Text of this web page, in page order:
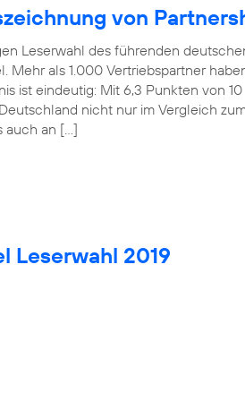
von
Leserwahl des führenden
Mehr als 1.000 Vertriebspartner
ist eindeutig: Mit 6,3 Punkten von 10
nicht nur im Vergleich
auch an […]
Leserwahl 2019